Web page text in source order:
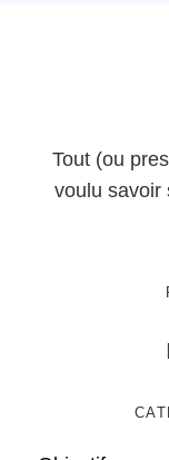
Tout (ou
voulu savoir